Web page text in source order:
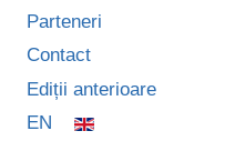
Parteneri
Contact
Ediții anterioare
EN